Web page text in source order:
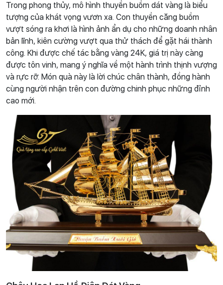
Trong phong thủy, mô hình thuyền buồm dát vàng là biểu
tượng của khát vọng vươn xa. Con thuyền căng buồm
vượt sóng ra khơi là hình ảnh ẩn dụ cho những doanh nhân
bản lĩnh, kiên cường vượt qua thử thách để gặt hái thành
công. Khi được chế tác bằng vàng 24K, giá trị này càng
được tôn vinh, mang ý nghĩa về một hành trình thịnh vượng
và rực rỡ. Món quà này là lời chúc chân thành, đồng hành
cùng người nhận trên con đường chinh phục những đỉnh
cao mới.